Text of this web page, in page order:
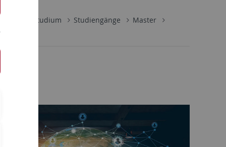
Studium Studiengänge
Master